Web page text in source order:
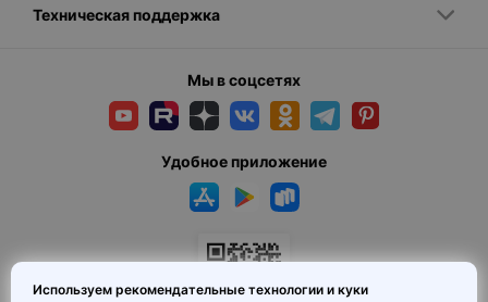
Среди разнообразия моделей выделяются несколько ключевых
1. Настенные бра с прямой или поворотной конструкцией —
позволяют фокусировать свет в нужном направлении,
2. Бра со скрытым креплением и минимальным световым
источником — создают мягкий, рассеянный свет, подчеркивая
Техническая поддержка
Мы в соцсетях
Удобное приложение
Используем рекомендательные технологии и куки